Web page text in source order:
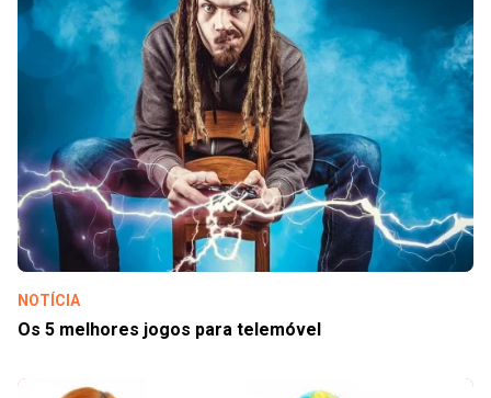
NOTÍCIA
Os 5 melhores jogos para telemóvel